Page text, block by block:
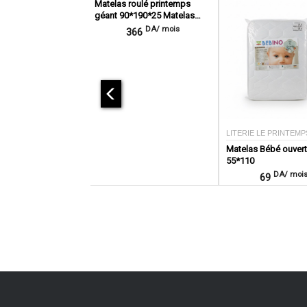
Matelas roulé printemps
géant 90*190*25 Matelas
366 DA/ mois
LITERIE LE
Matelas Bébé
55*110
69 DA/ mois